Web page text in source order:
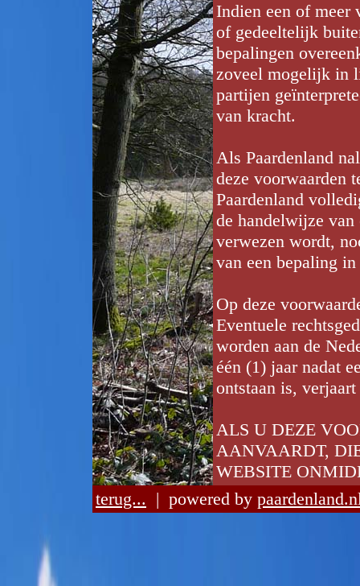
Indien een of meer
of gedeeltelijk
bepalingen
zoveel mogelijk in
partijen
van kracht.
Als Paardenland
deze voorwaarden
Paardenland
de handelwijze
verwezen wordt,
van een bepaling
Op deze
Eventuele
worden aan de
één (1) jaar nadat
ontstaan is,
ALS U DEZE
AANVAARDT,
WEBSITE
terug... | powered by